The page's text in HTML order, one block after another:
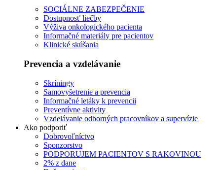
SOCIÁLNE ZABEZPEČENIE
Dostupnosť liečby
Výživa onkologického pacienta
Informačné materiály pre pacientov
Klinické skúšania
Prevencia a vzdelávanie
Skríningy
Samovyšetrenie a prevencia
Informačné letáky k prevencii
Preventívne aktivity
Vzdelávanie odborných pracovníkov a supervízie
Ako podporiť
Dobrovoľníctvo
Sponzorstvo
PODPORUJEM PACIENTOV S RAKOVINOU
2% z dane